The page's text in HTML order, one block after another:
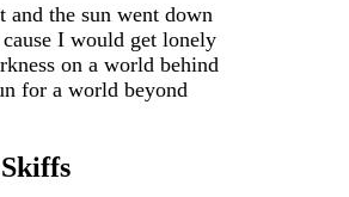
and the sun went down
I would get lonely
on a world behind
for a world beyond